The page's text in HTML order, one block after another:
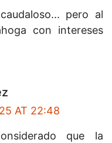
pero al
con intereses
AT 22:48
que la